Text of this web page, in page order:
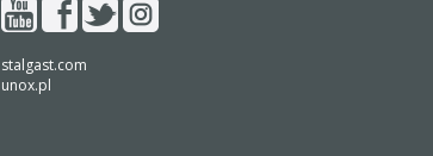
stalgast.com
unox.pl